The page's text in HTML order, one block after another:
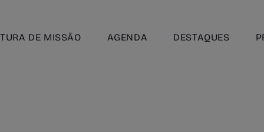
DE MISSÃO AGENDA DESTAQUES